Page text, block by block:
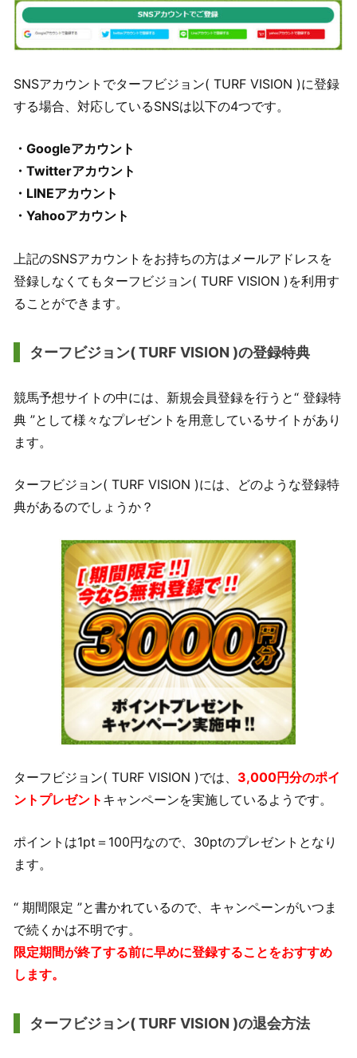
SNSアカウントでターフビジョン( TURF VISION )に登録
する場合、対応しているSNSは以下の4つです。
・Googleアカウント
・Twitterアカウント
・LINEアカウント
・Yahooアカウント
上記のSNSアカウントをお持ちの方はメールアドレスを
登録しなくてもターフビジョン( TURF VISION )を利用す
ることができます。
ターフビジョン( TURF VISION )の登録特典
競馬予想サイトの中には、新規会員登録を行うと“ 登録特
典 ”として様々なプレゼントを用意しているサイトがあり
ます。
ターフビジョン( TURF VISION )には、どのような登録特
典があるのでしょうか？
ターフビジョン( TURF VISION )では、 3,000円分のポイ
ントプレゼント キャンペーンを実施しているようです。
ポイントは1pt＝100円なので、30ptのプレゼントとなり
ます。
“ 期間限定 ”と書かれているので、キャンペーンがいつま
で続くかは不明です。
限定期間が終了する前に早めに登録することをおすすめ
します。
ターフビジョン( TURF VISION )の退会方法